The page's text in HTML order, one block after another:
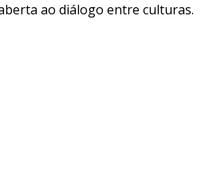
ao diálogo entre culturas.